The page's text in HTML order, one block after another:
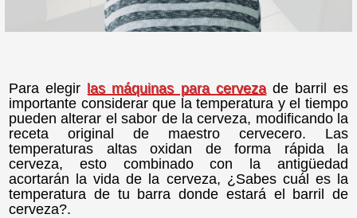
Para elegir las máquinas para cervezade barril es
importante considerar que la temperatura y el tiempo
pueden alterar el sabor de la cerveza, modificando la
receta original de maestro cervecero. Las
temperaturas altas oxidan de forma rápida la
cerveza, esto combinado con la antigüedad
acortarán la vida de la cerveza, ¿Sabes cuál es la
temperatura de tu barra donde estará el barril de
cerveza?.